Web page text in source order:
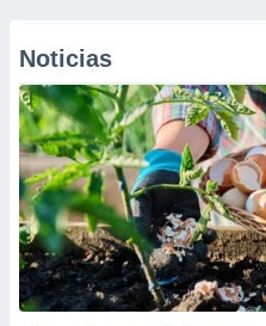
Noticias